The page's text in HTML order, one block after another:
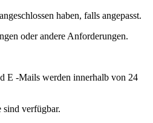
haben, falls angepasst.
oder andere Anforderungen.
E -Mails werden innerhalb von 24
sind verfügbar.